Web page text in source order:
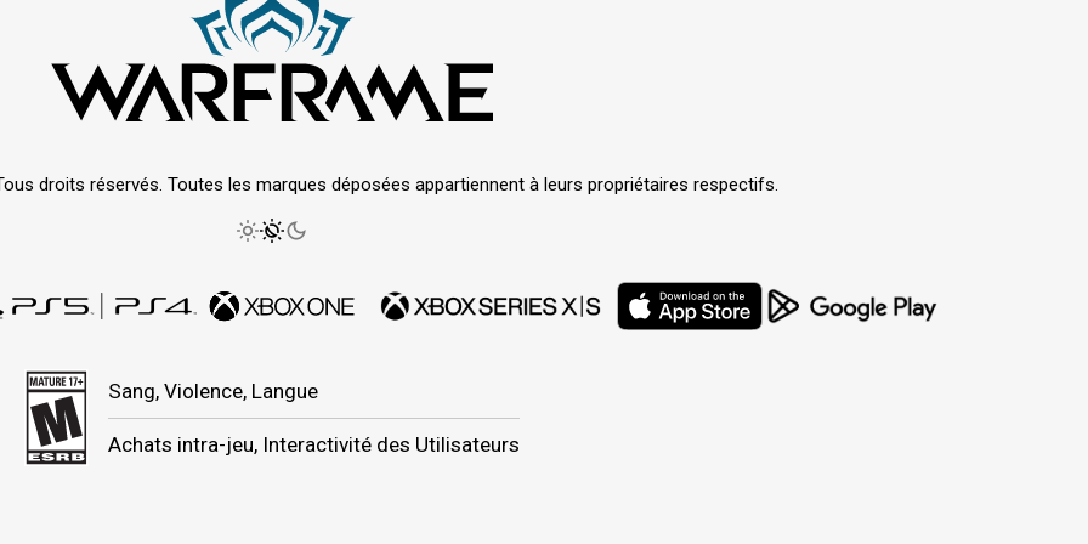
droits réservés. Toutes les marques déposées appartiennent à leurs propriétaires respectifs.
Sang, Violence, Langue
Achats intra-jeu, Interactivité des Utilisateurs